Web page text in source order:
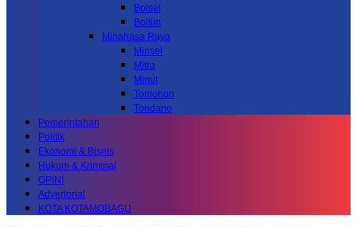
Bolsel
Boltim
Minahasa Raya
Minsel
Mitra
Minut
Tomohon
Tondano
Pemerintahan
Politik
Ekonomi & Bisnis
Hukum & Kriminal
OPINI
Advertorial
KOTA KOTAMOBAGU